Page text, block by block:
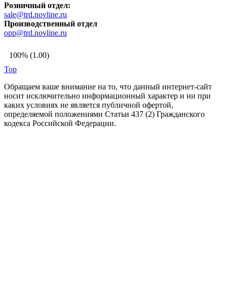
Розничный отдел:
sale@trd.novline.ru
Производственный отдел
opp@trd.novline.ru
100% (1.00)
Top
Обращаем ваше внимание на то, что данный интернет-сайт
носит исключительно информационный характер и ни при
каких условиях не является публичной офертой,
определяемой положениями Статьи 437 (2) Гражданского
кодекса Российской Федерации.